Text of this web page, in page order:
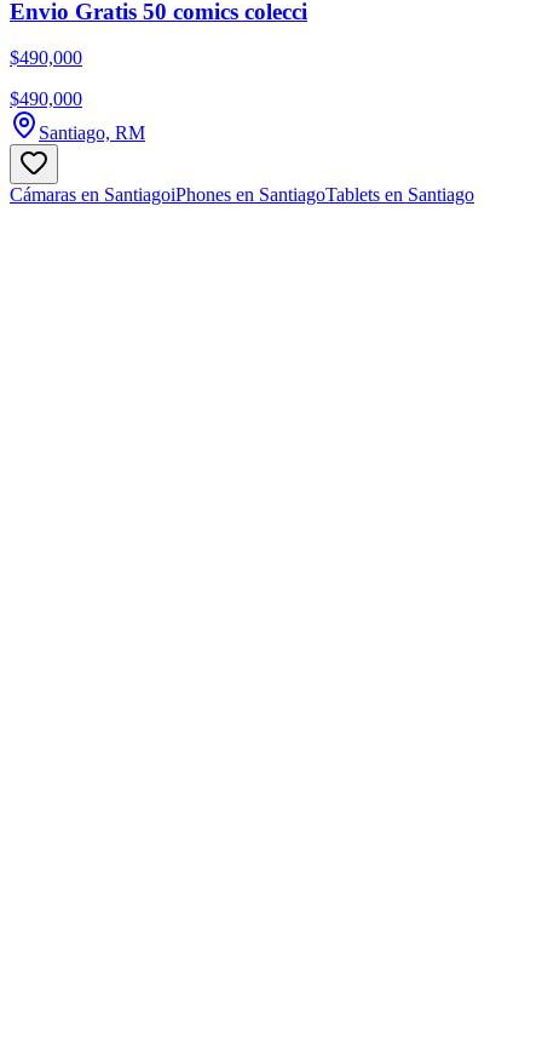
Envio Gratis 50 comics colecci
$490,000
$490,000
Santiago, RM
Cámaras en SantiagoiPhones en SantiagoTablets en Santiago